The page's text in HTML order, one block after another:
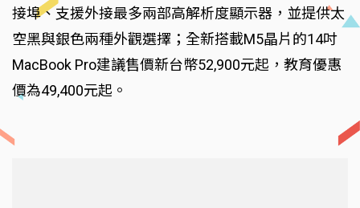
接埠、支援外接最多兩部高解析度顯示器，並提供太
空黑與銀色兩種外觀選擇；全新搭載M5晶片的14吋
MacBook Pro建議售價新台幣52,900元起，教育優惠
價為49,400元起。